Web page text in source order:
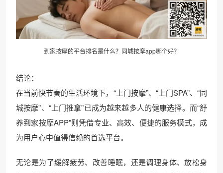
到家按摩的平台排名是什么？同城按摩app哪个好？
结论：
在当前快节奏的生活环境下，“上门按摩”、“上门SPA”、“同
城按摩”、“上门推拿”已成为越来越多人的健康选择。而“舒
养到家按摩APP”则凭借专业、高效、便捷的服务模式，成
为用户心中值得信赖的首选平台。
无论是为了缓解疲劳、改善睡眠，还是调理身体、放松身